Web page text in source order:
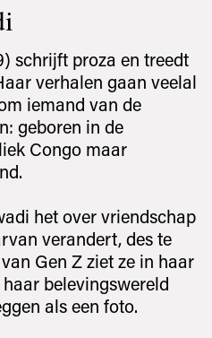
schrijft proza en treedt
verhalen gaan veelal
iemand van de
geboren in de
Congo maar
het over vriendschap
verandert, des te
Gen Z ziet ze in haar
belevingswereld
als een foto.